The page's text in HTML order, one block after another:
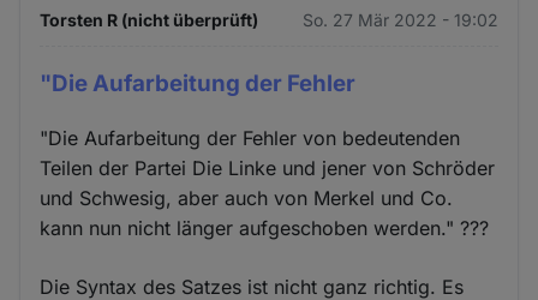
Torsten R (nicht überprüft) So. 27 Mär 2022 - 19:02
"Die Aufarbeitung der Fehler
"Die Aufarbeitung der Fehler von bedeutenden
Teilen der Partei Die Linke und jener von Schröder
und Schwesig, aber auch von Merkel und Co.
kann nun nicht länger aufgeschoben werden." ???
Die Syntax des Satzes ist nicht ganz richtig. Es
Cookies